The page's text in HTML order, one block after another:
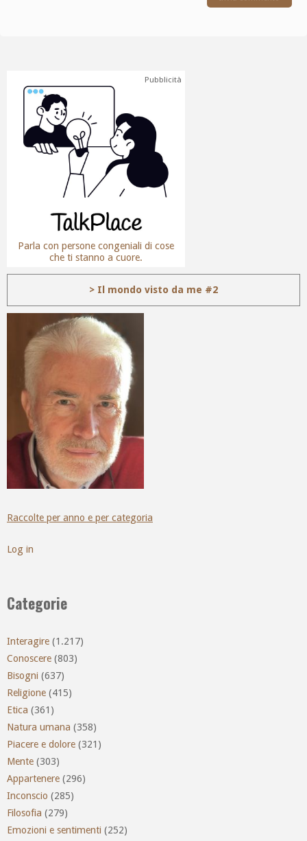
Pubblicità
Parla con persone congeniali di cose
che ti stanno a cuore.
> Il mondo visto da me #2
Raccolte per anno e per categoria
Log in
Categorie
Interagire (1.217)
Conoscere (803)
Bisogni (637)
Religione (415)
Etica (361)
Natura umana (358)
Piacere e dolore (321)
Mente (303)
Appartenere (296)
Inconscio (285)
Filosofia (279)
Emozioni e sentimenti (252)